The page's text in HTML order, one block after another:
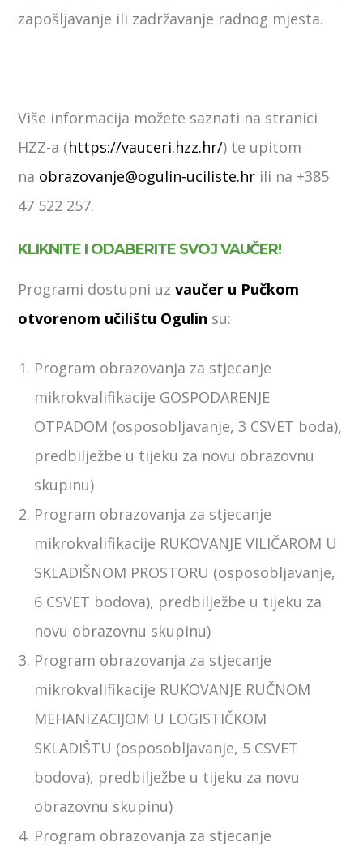
zapošljavanje ili zadržavanje radnog mjesta.
Više informacija možete saznati na stranici
HZZ-a (https://vauceri.hzz.hr/) te upitom
na obrazovanje@ogulin-uciliste.hr ili na +385
47 522 257.
KLIKNITE I ODABERITE SVOJ VAUČER!
Programi dostupni uzvaučer u Pučkom
otvorenom učilištu Ogulin su:
Program obrazovanja za stjecanje
mikrokvalifikacije GOSPODARENJE
OTPADOM (osposobljavanje, 3 CSVET boda),
predbilježbe u tijeku za novu obrazovnu
skupinu)
Program obrazovanja za stjecanje
mikrokvalifikacije RUKOVANJE VILIČAROM U
SKLADIŠNOM PROSTORU (osposobljavanje,
6 CSVET bodova), predbilježbe u tijeku za
novu obrazovnu skupinu)
Program obrazovanja za stjecanje
mikrokvalifikacije RUKOVANJE RUČNOM
MEHANIZACIJOM U LOGISTIČKOM
SKLADIŠTU (osposobljavanje, 5 CSVET
bodova), predbilježbe u tijeku za novu
obrazovnu skupinu)
Program obrazovanja za stjecanje